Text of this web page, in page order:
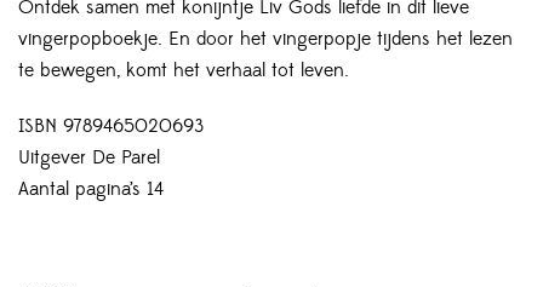
Ontdek samen met konijntje Liv Gods liefde in dit lieve
vingerpopboekje. En door het vingerpopje tijdens het lezen
te bewegen, komt het verhaal tot leven.
ISBN 9789465020693
Uitgever De Parel
Aantal pagina’s 14